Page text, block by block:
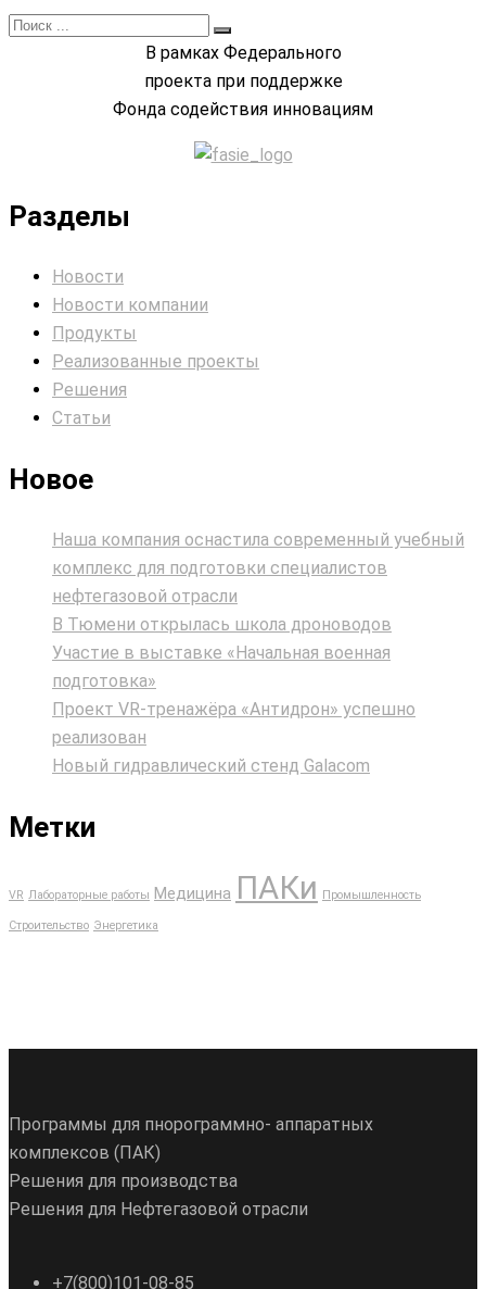
В рамках Федерального
проекта при поддержке
Фонда содействия инновациям
Разделы
Новости
Новости компании
Продукты
Реализованные проекты
Решения
Статьи
Новое
Наша компания оснастила современный учебный
комплекс для подготовки специалистов
нефтегазовой отрасли
В Тюмени открылась школа дроноводов
Участие в выставке «Начальная военная
подготовка»
Проект VR‑тренажёра «Антидрон» успешно
реализован
Новый гидравлический стенд Galacom
Метки
VR Лабораторные работы Медицина ПАКи Промышленность
Строительство Энергетика
Программы для пнорограммно- аппаратных
комплексов (ПАК)
Решения для производства
Решения для Нефтегазовой отрасли
+7(800)101-08-85